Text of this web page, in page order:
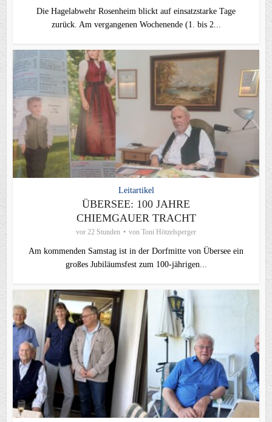
Die Hagelabwehr Rosenheim blickt auf einsatzstarke Tage
zurück. Am vergangenen Wochenende (1. bis 2...
Leitartikel
ÜBERSEE: 100 JAHRE
CHIEMGAUER TRACHT
vor 22 Stunden von Toni Hötzelsperger
Am kommenden Samstag ist in der Dorfmitte von Übersee ein
großes Jubiläumsfest zum 100-jährigen...